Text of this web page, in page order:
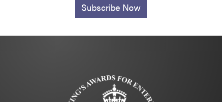
Subscribe Now